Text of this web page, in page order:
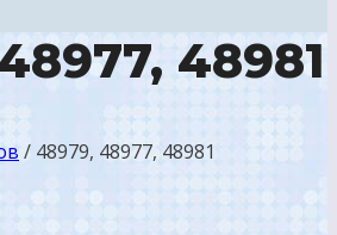
48981
/ 48979, 48977, 48981